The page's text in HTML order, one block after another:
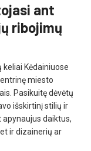
ant
ribojimų
keliai Kėdainiuose
miesto
Pasikuitę dėvėtų
išskirtinį stilių ir
daiktus,
ir dizainerių ar